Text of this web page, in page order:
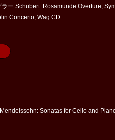
ー Schubert: Rosamunde Overture,
Concerto; Wag CD
Sonatas for Cello and